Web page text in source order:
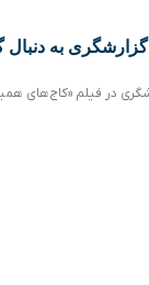
به دنبال
در فیلم «کاج‌های